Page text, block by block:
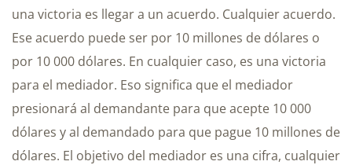
una victoria es llegar a un acuerdo. Cualquier acuerdo.
Ese acuerdo puede ser por 10 millones de dólares o
por 10 000 dólares. En cualquier caso, es una victoria
para el mediador. Eso significa que el mediador
presionará al demandante para que acepte 10 000
dólares y al demandado para que pague 10 millones de
dólares. El objetivo del mediador es una cifra, cualquier